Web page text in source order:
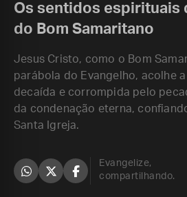
Os sentidos espirituais
do Bom Samaritano
Jesus Cristo, como o Bom
parábola do Evangelho, acolhe
decaída e corrompida pelo
da condenação eterna,
Santa Igreja.
Evangelize,
compartilhando.